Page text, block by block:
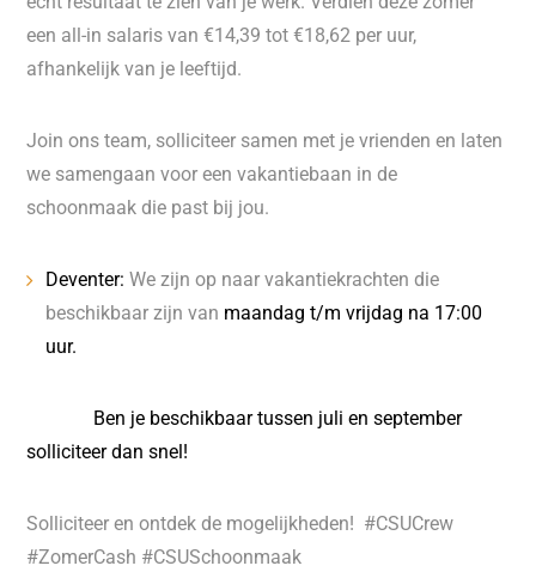
een all-in salaris van €14,39 tot €18,62 per uur,
afhankelijk van je leeftijd.
Join ons team, solliciteer samen met je vrienden en laten
we samengaan voor een vakantiebaan in de
schoonmaak die past bij jou.
Deventer:We zijn op naar vakantiekrachten die
beschikbaar zijn van maandag t/m vrijdag na 17:00
uur.
Ben je beschikbaar tussen juli en september
solliciteer dan snel!
Solliciteer en ontdek de mogelijkheden! #CSUCrew
#ZomerCash #CSUSchoonmaak